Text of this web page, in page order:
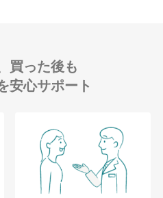
買った後も
安心サポート